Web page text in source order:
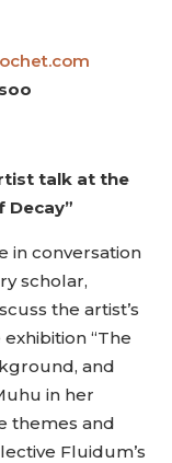
talk at the
Decay”
in conversation
scholar,
the artist’s
“The
and
in her
themes and
Fluidum’s